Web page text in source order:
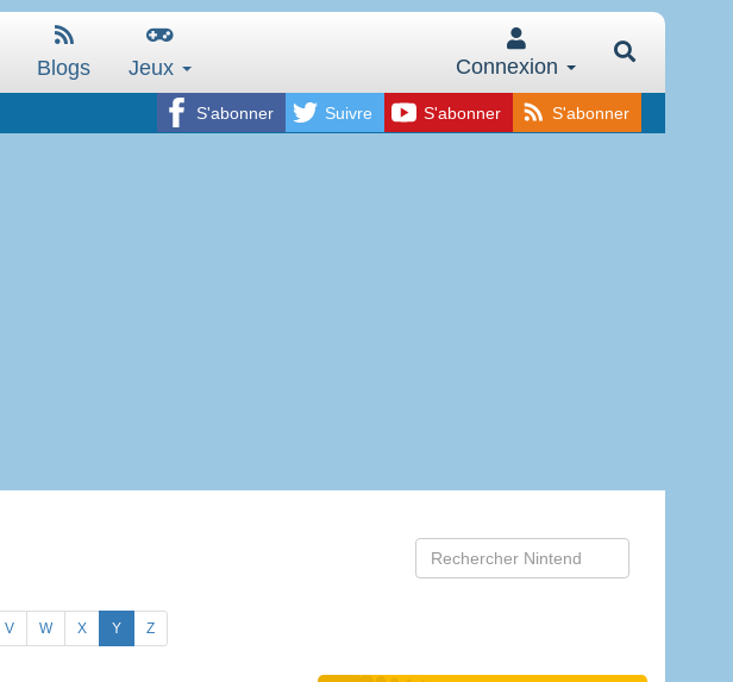
Blogs Jeux Connexion
S'abonner Suivre S'abonner S'abonner
V W X Y Z